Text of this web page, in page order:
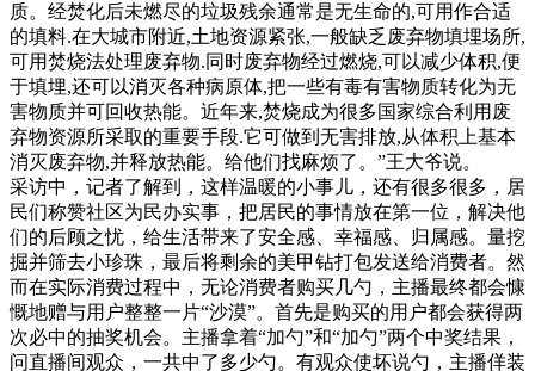
质。经焚化后未燃尽的垃圾残余通常是无生命的,可用作合适
的填料.在大城市附近,土地资源紧张,一般缺乏废弃物填埋场所,
可用焚烧法处理废弃物.同时废弃物经过燃烧,可以减少体积,便
于填埋,还可以消灭各种病原体,把一些有毒有害物质转化为无
害物质并可回收热能。近年来,焚烧成为很多国家综合利用废
弃物资源所采取的重要手段.它可做到无害排放,从体积上基本
消灭废弃物,并释放热能。给他们找麻烦了。”王大爷说。
采访中，记者了解到，这样温暖的小事儿，还有很多很多，居
民们称赞社区为民办实事，把居民的事情放在第一位，解决他
们的后顾之忧，给生活带来了安全感、幸福感、归属感。量挖
掘并筛去小珍珠，最后将剩余的美甲钻打包发送给消费者。然
而在实际消费过程中，无论消费者购买几勺，主播最终都会慷
慨地赠与用户整整一片“沙漠”。首先是购买的用户都会获得两
次必中的抽奖机会。主播拿着“加勺”和“加勺”两个中奖结果，
问直播间观众，一共中了多少勺。有观众使坏说勺，主播佯装